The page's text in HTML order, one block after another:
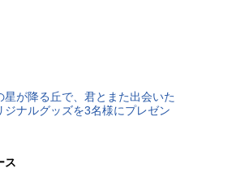
星が降る丘で、君とまた出会いた
ジナルグッズを3名様にプレゼン
ス